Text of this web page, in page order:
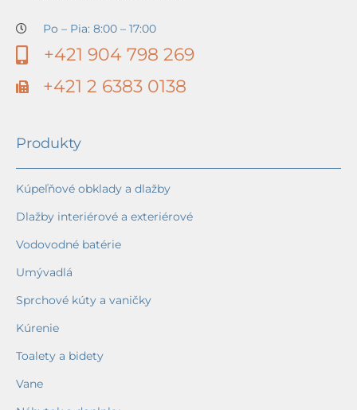
Po – Pia: 8:00 – 17:00
+421 904 798 269
+421 2 6383 0138
Produkty
Kúpeľňové obklady a dlažby
Dlažby interiérové a exteriérové
Vodovodné batérie
Umývadlá
Sprchové kúty a vaničky
Kúrenie
Toalety a bidety
Vane